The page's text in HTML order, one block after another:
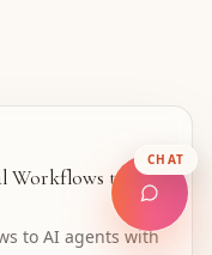
Workflows to AI
to AI agents with
CHAT